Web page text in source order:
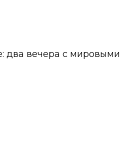
два вечера с мировыми